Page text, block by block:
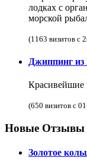
лодках с
морской
(1163 визитов с
Джиппинг
Красивейшие
(650 визитов с
Новые Отзывы
Золотое